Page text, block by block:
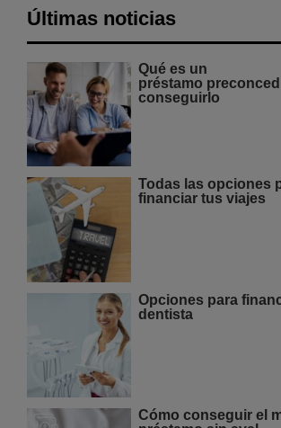
Últimas noticias
Qué es un
préstamo
conseguirlo
Todas las opciones
financiar tus viajes
Opciones para
dentista
Cómo conseguir el